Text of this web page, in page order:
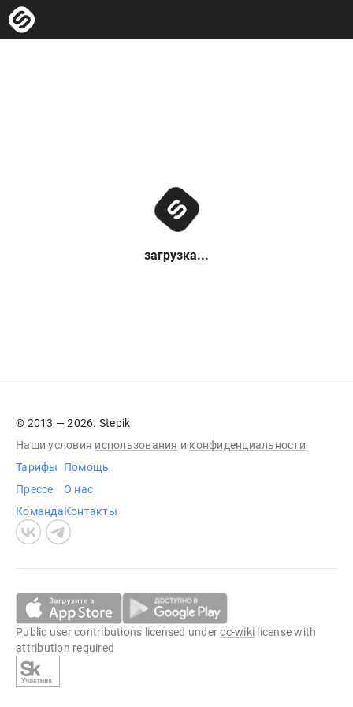
загрузка...
© 2013 — 2026. Stepik
Наши условия использования и конфиденциальности
Тарифы
Прессе
Команда
Помощь
О нас
Контакты
Public user contributions licensed undercc-wiki license with
attribution required